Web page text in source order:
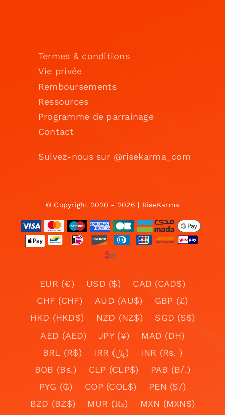
Termes & conditions
Vie privée
Remboursements
Ressources
Programme de parrainage
Contact
Suivez-nous sur @risekarma_com
© Copyright 2020 - 2026 | RiseKarma
EUR (€) USD ($)
CAD (CAD$)
CHF (CHF)
AUD (AU$)
GBP (£)
HKD (HKD$)
NZD (NZ$)
SGD (S$)
AED (AED)
JPY (¥)
MAD (DH)
BRL (R$)
IRR (﷼)
INR (Rs. )
BOB (Bs.)
CLP (CLP$)
PAB (B/.)
PYG (₲)
COP (COL$)
PEN (S/)
BZD (BZ$)
MUR (₨)
MXN (MXN$)